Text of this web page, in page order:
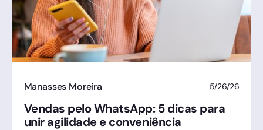
Manasses Moreira 5/26/26
Vendas pelo WhatsApp: 5 dicas para
unir agilidade e conveniência